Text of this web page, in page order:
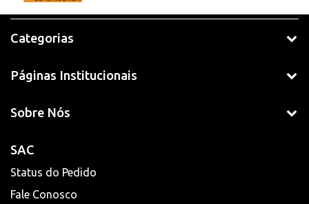
Categorias
Páginas Institucionais
Sobre Nós
SAC
Status do Pedido
Fale Conosco